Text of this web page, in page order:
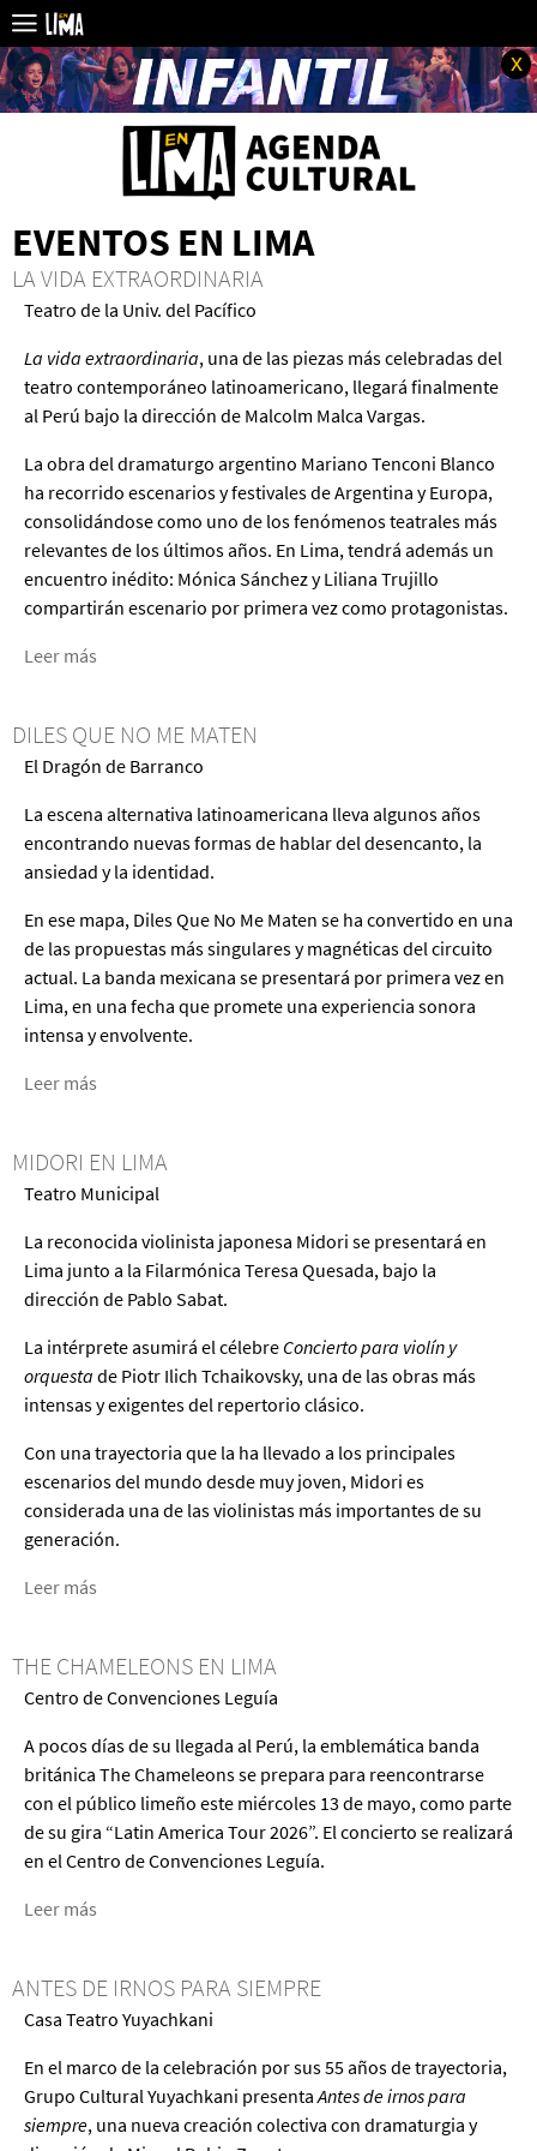
x
EVENTOS EN LIMA
LA VIDA EXTRAORDINARIA
Teatro de la Univ. del Pacífico
La vida extraordinaria, una de las piezas más celebradas del
teatro contemporáneo latinoamericano, llegará finalmente
al Perú bajo la dirección de Malcolm Malca Vargas.
La obra del dramaturgo argentino Mariano Tenconi Blanco
ha recorrido escenarios y festivales de Argentina y Europa,
consolidándose como uno de los fenómenos teatrales más
relevantes de los últimos años. En Lima, tendrá además un
encuentro inédito: Mónica Sánchez y Liliana Trujillo
compartirán escenario por primera vez como protagonistas.
Leer más
VIDA
EXTRAORDINARIA
DILES QUE NO ME MATEN
El Dragón de Barranco
La escena alternativa latinoamericana lleva algunos años
encontrando nuevas formas de hablar del desencanto, la
ansiedad y la identidad.
En ese mapa, Diles Que No Me Maten se ha convertido en una
de las propuestas más singulares y magnéticas del circuito
actual. La banda mexicana se presentará por primera vez en
Lima, en una fecha que promete una experiencia sonora
intensa y envolvente.
Leer más
Que
No
Maten
MIDORI EN LIMA
Teatro Municipal
La reconocida violinista japonesa Midori se presentará en
Lima junto a la Filarmónica Teresa Quesada, bajo la
dirección de Pablo Sabat.
La intérprete asumirá el célebre Concierto para violín y
orquesta de Piotr Ilich Tchaikovsky, una de las obras más
intensas y exigentes del repertorio clásico.
Con una trayectoria que la ha llevado a los principales
escenarios del mundo desde muy joven, Midori es
considerada una de las violinistas más importantes de su
generación.
Leer más
en
Lima
THE CHAMELEONS EN LIMA
Centro de Convenciones Leguía
A pocos días de su llegada al Perú, la emblemática banda
británica The Chameleons se prepara para reencontrarse
con el público limeño este miércoles 13 de mayo, como parte
de su gira “Latin America Tour 2026”. El concierto se realizará
en el Centro de Convenciones Leguía.
Leer más
Chameleons
en
ANTES DE IRNOS PARA SIEMPRE
Casa Teatro Yuyachkani
En el marco de la celebración por sus 55 años de trayectoria,
Grupo Cultural Yuyachkani presenta Antes de irnos para
siempre, una nueva creación colectiva con dramaturgia y